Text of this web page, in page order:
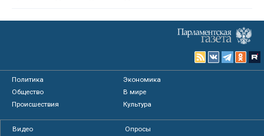
Политика
Экономика
Общество
В мире
Происшествия
Культура
Видео
Опросы